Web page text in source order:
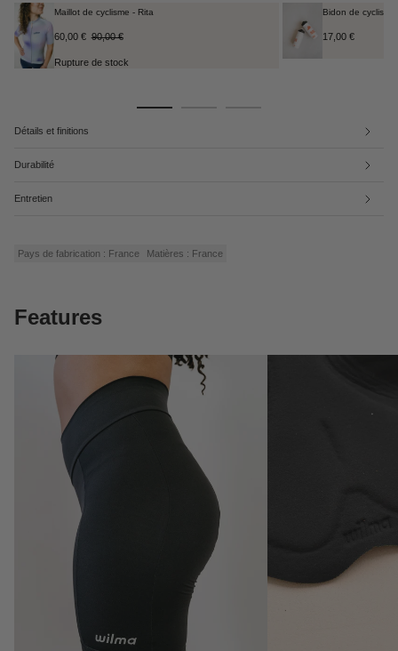
Maillot de cyclisme - Rita
60,00 € 90,00 €
Rupture de stock
Bidon de
17,00 €
Détails et finitions
Durabilité
Entretien
Pays de fabrication : France Matières : France
Features